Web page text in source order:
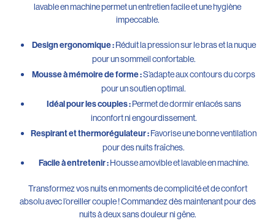
lavable en machine permet un entretien facile et une hygiène
impeccable.
Design ergonomique :Réduit la pression sur le bras et la nuque
pour un sommeil confortable.
Mousse à mémoire de forme :S’adapte aux contours du corps
pour un soutien optimal.
Idéal pour les couples :Permet de dormir enlacés sans
inconfort ni engourdissement.
Respirant et thermorégulateur :Favorise une bonne ventilation
pour des nuits fraîches.
Facile à entretenir :Housse amovible et lavable en machine.
Transformez vos nuits en moments de complicité et de confort
absolu avec l’oreiller couple ! Commandez dès maintenant pour des
nuits à deux sans douleur ni gêne.